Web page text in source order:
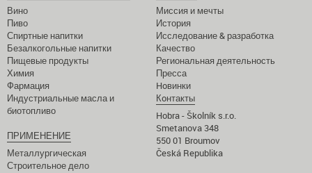
Вино
Пиво
Спиртные напитки
Безалкогольные напитки
Пищевые продукты
Химия
Фармация
Индустриальные масла и
биотопливо
ПРИМЕНЕНИЕ
Металлургическая
Строительное дело
Миссия и мечты
История
Исследование & разработка
Качество
Региональная деятельность
Пресса
Hoвинки
Кoнтакты
Hobra - Školník s.r.o.
Smetanova 348
550 01 Broumov
Česká Republika